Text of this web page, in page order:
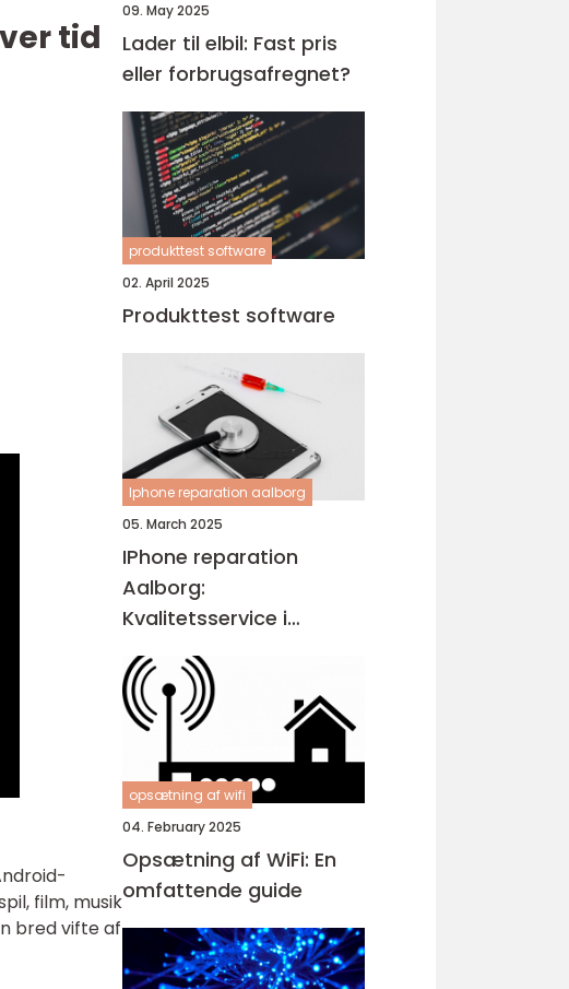
tid
film, musik
bred vifte af
09. May 2025
Lader til elbil: Fast pris
eller forbrugsafregnet?
produkttest software
02. April 2025
Produkttest software
Iphone reparation aalborg
05. March 2025
IPhone reparation
Aalborg:
Kvalitetsservice i
Nordjylland
opsætning af wifi
04. February 2025
Opsætning af WiFi: En
omfattende guide